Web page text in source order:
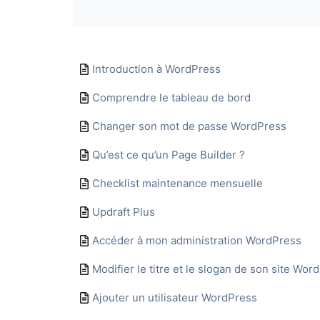
Introduction à WordPress
Comprendre le tableau de bord
Changer son mot de passe WordPress
Qu’est ce qu’un Page Builder ?
Checklist maintenance mensuelle
Updraft Plus
Accéder à mon administration WordPress
Modifier le titre et le slogan de son site
Ajouter un utilisateur WordPress